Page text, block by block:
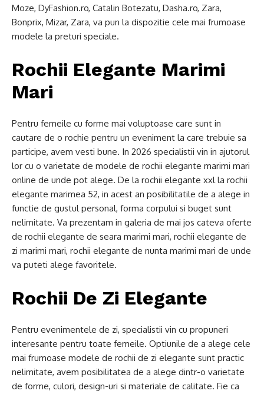
Moze, DyFashion.ro, Catalin Botezatu, Dasha.ro, Zara,
Bonprix, Mizar, Zara, va pun la dispozitie cele mai frumoase
modele la preturi speciale.
Rochii Elegante Marimi
Mari
Pentru femeile cu forme mai voluptoase care sunt in
cautare de o rochie pentru un eveniment la care trebuie sa
participe, avem vesti bune. In 2026 specialistii vin in ajutorul
lor cu o varietate de modele de rochii elegante marimi mari
online de unde pot alege. De la rochii elegante xxl la rochii
elegante marimea 52, in acest an posibilitatile de a alege in
functie de gustul personal, forma corpului si buget sunt
nelimitate. Va prezentam in galeria de mai jos cateva oferte
de rochii elegante de seara marimi mari, rochii elegante de
zi marimi mari, rochii elegante de nunta marimi mari de unde
va puteti alege favoritele.
Rochii De Zi Elegante
Pentru evenimentele de zi, specialistii vin cu propuneri
interesante pentru toate femeile. Optiunile de a alege cele
mai frumoase modele de rochii de zi elegante sunt practic
nelimitate, avem posibilitatea de a alege dintr-o varietate
de forme, culori, design-uri si materiale de calitate. Fie ca